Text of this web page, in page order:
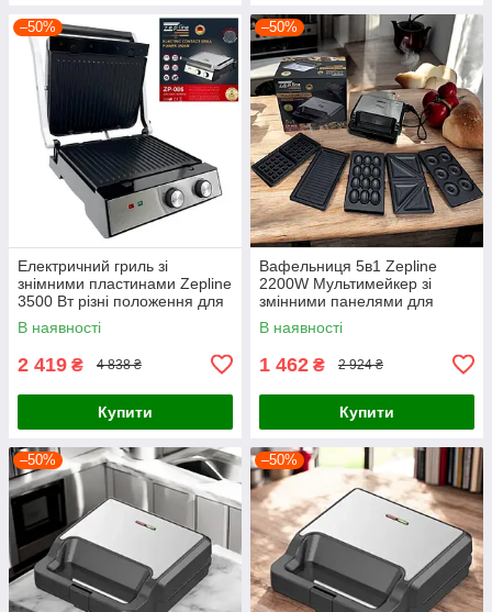
–50%
Електричний гриль зі
знімними пластинами Zepline
3500 Вт різні положення для
приготування страв
В наявності
2 419 ₴ 4 838 ₴
Купити
–50%
Вафельниця 5в1 Zepline
2200W Мультимейкер зі
змінними панелями для
сендвічів пончиків гриль
горішниця
В наявності
1 462 ₴ 2 924 ₴
Купити
–50% –50%